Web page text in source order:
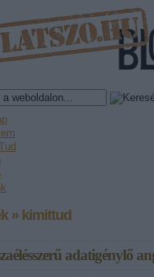
» kimittud
adatigénylő